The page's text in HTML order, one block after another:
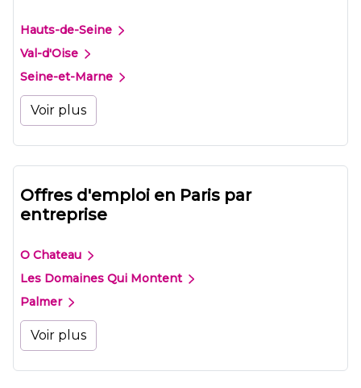
Hauts-de-Seine
Val-d'Oise
Seine-et-Marne
Voir plus
Offres d'emploi en Paris par
entreprise
O Chateau
Les Domaines Qui Montent
Palmer
Voir plus